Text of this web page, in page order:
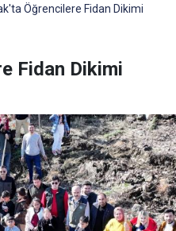
Öğrencilere Fidan Dikimi
Fidan Dikimi